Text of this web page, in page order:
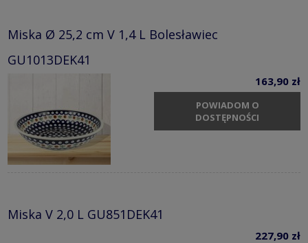
Miska Ø 25,2 cm V 1,4 L Bolesławiec
GU1013DEK41
163,90 zł
POWIADOM O
DOSTĘPNOŚCI
Miska V 2,0 L GU851DEK41
227,90 zł